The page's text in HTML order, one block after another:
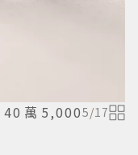
萬5,0005/17